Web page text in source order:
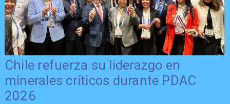
Chile refuerza su liderazgo en
minerales críticos durante PDAC
2026